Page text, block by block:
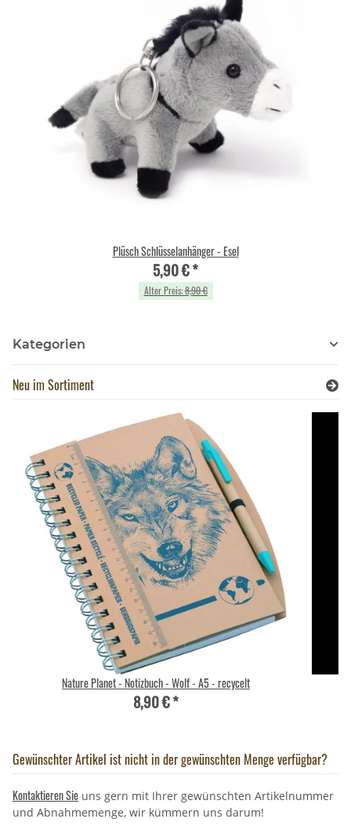
Plüsch Schlüsselanhänger - Esel
5,90 €*
Alter Preis:8,90 €
Kategorien
Neu im Sortiment
Nature Planet - Notizbuch - Wolf - A5 - recycelt
8,90 €*
Gewünschter Artikel ist nicht in der gewünschten Menge verfügbar?
Kontaktieren Sie uns gern mit Ihrer gewünschten Artikelnummer
und Abnahmemenge, wir kümmern uns darum!